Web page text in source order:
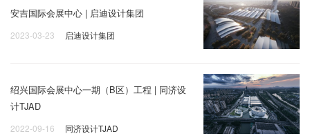
安吉国际会展中心 | 启迪设计集团
2023-03-23 启迪设计集团
绍兴国际会展中心一期（B区）工程 | 同济设
计TJAD
2022-09-16 同济设计TJAD